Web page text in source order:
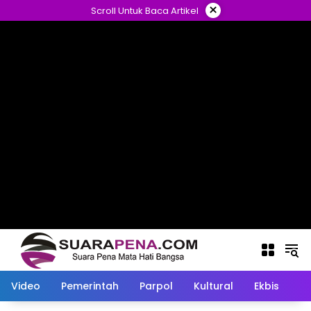
ke
Scroll Untuk Baca Artikel ×
Video Pemerintah Parpol Kultural Ekbis